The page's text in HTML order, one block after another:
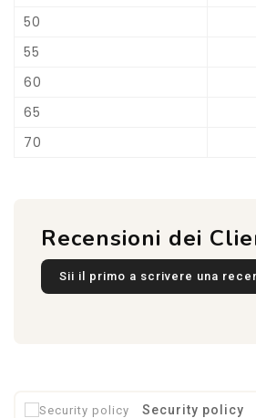
50
55
60
65
70
Recensioni dei
Sii il primo a scrivere una
Security policy